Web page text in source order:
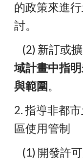
的政策來進
討。
(2) 新訂
域計畫中指
與範圍。
2. 指導非都
區使用管制